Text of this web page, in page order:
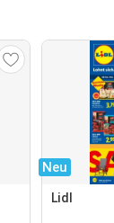
Neu
Lidl